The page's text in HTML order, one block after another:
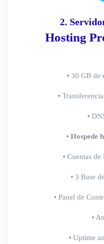
2.
Hosting
• 30 GB de
•
•
• Hospede
• Cuentas
• 3 Base
• Panel de
•
• Uptime